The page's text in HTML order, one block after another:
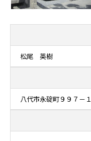
松尾 英樹
八代市永碇町９９７－１